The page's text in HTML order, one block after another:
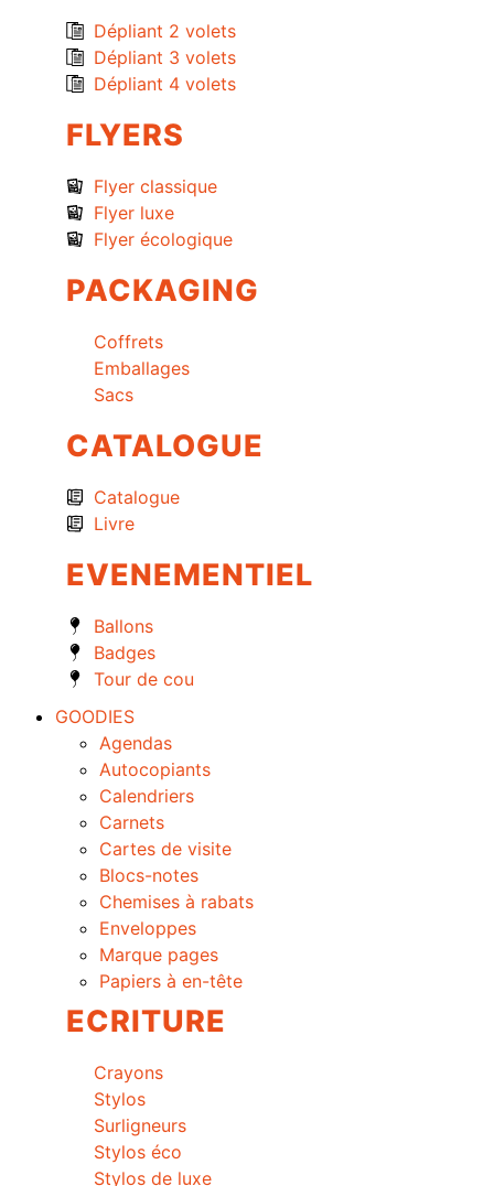
Dépliant 2 volets
Dépliant 3 volets
Dépliant 4 volets
FLYERS
Flyer classique
Flyer luxe
Flyer écologique
PACKAGING
Coffrets
Emballages
Sacs
CATALOGUE
Catalogue
Livre
EVENEMENTIEL
Ballons
Badges
Tour de cou
GOODIES
Agendas
Autocopiants
Calendriers
Carnets
Cartes de visite
Blocs-notes
Chemises à rabats
Enveloppes
Marque pages
Papiers à en-tête
ECRITURE
Crayons
Stylos
Surligneurs
Stylos éco
Stylos de luxe